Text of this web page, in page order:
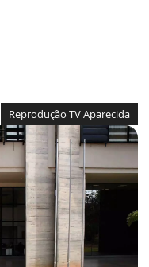
Reprodução TV Aparecida